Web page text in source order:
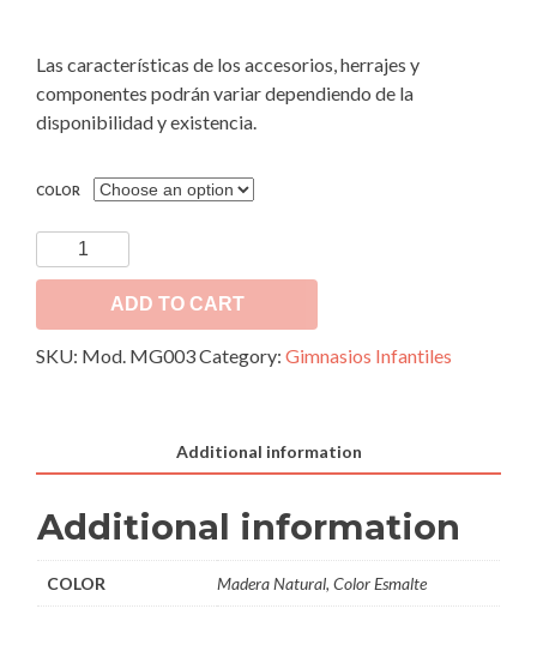
Las características de los accesorios, herrajes y
componentes podrán variar dependiendo de la
disponibilidad y existencia.
COLOR
Juego
Infantil
Gimnasio
Mod.
ADD TO CART
SKU: Mod. MG003Category: Gimnasios Infantiles
Additional information
Additional information
COLOR Madera Natural, Color Esmalte